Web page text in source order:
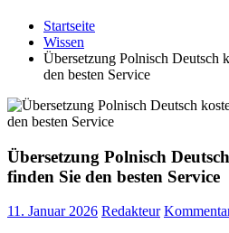
Startseite
Wissen
Übersetzung Polnisch Deutsch
den besten Service
Übersetzung Polnisch
finden Sie den besten Service
11. Januar 2026 Redakteur